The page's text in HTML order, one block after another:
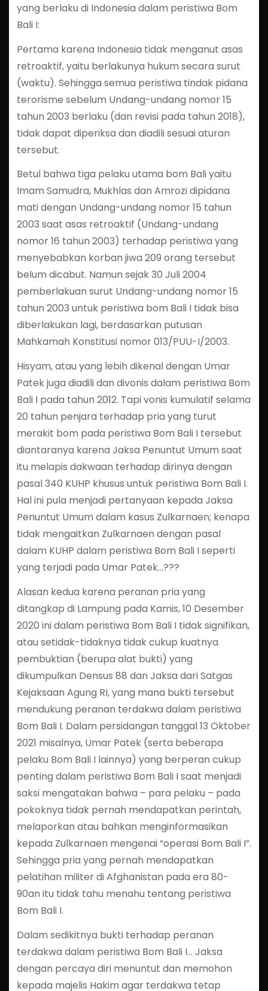
yang berlaku di Indonesia dalam peristiwa Bom
Bali I:
Pertama karena Indonesia tidak menganut asas
retroaktif, yaitu berlakunya hukum secara surut
(waktu). Sehingga semua peristiwa tindak pidana
terorisme sebelum Undang-undang nomor 15
tahun 2003 berlaku (dan revisi pada tahun 2018),
tidak dapat diperiksa dan diadili sesuai aturan
tersebut.
Betul bahwa tiga pelaku utama bom Bali yaitu
Imam Samudra, Mukhlas dan Amrozi dipidana
mati dengan Undang-undang nomor 15 tahun
2003 saat asas retroaktif (Undang-undang
nomor 16 tahun 2003) terhadap peristiwa yang
menyebabkan korban jiwa 209 orang tersebut
belum dicabut. Namun sejak 30 Juli 2004
pemberlakuan surut Undang-undang nomor 15
tahun 2003 untuk peristiwa bom Bali I tidak bisa
diberlakukan lagi, berdasarkan putusan
Mahkamah Konstitusi nomor 013/PUU-I/2003.
Hisyam, atau yang lebih dikenal dengan Umar
Patek juga diadili dan divonis dalam peristiwa Bom
Bali I pada tahun 2012. Tapi vonis kumulatif selama
20 tahun penjara terhadap pria yang turut
merakit bom pada peristiwa Bom Bali I tersebut
diantaranya karena Jaksa Penuntut Umum saat
itu melapis dakwaan terhadap dirinya dengan
pasal 340 KUHP khusus untuk peristiwa Bom Bali I.
Hal ini pula menjadi pertanyaan kepada Jaksa
Penuntut Umum dalam kasus Zulkarnaen; kenapa
tidak mengaitkan Zulkarnaen dengan pasal
dalam KUHP dalam peristiwa Bom Bali I seperti
yang terjadi pada Umar Patek…???
Alasan kedua karena peranan pria yang
ditangkap di Lampung pada Kamis, 10 Desember
2020 ini dalam peristiwa Bom Bali I tidak signifikan,
atau setidak-tidaknya tidak cukup kuatnya
pembuktian (berupa alat bukti) yang
dikumpulkan Densus 88 dan Jaksa dari Satgas
Kejaksaan Agung RI, yang mana bukti tersebut
mendukung peranan terdakwa dalam peristiwa
Bom Bali I. Dalam persidangan tanggal 13 Oktober
2021 misalnya, Umar Patek (serta beberapa
pelaku Bom Bali I lainnya) yang berperan cukup
penting dalam peristiwa Bom Bali I saat menjadi
saksi mengatakan bahwa – para pelaku – pada
pokoknya tidak pernah mendapatkan perintah,
melaporkan atau bahkan menginformasikan
kepada Zulkarnaen mengenai “operasi Bom Bali I”.
Sehingga pria yang pernah mendapatkan
pelatihan militer di Afghanistan pada era 80-
90an itu tidak tahu menahu tentang peristiwa
Bom Bali I.
Dalam sedikitnya bukti terhadap peranan
terdakwa dalam peristiwa Bom Bali I… Jaksa
dengan percaya diri menuntut dan memohon
kepada majelis Hakim agar terdakwa tetap